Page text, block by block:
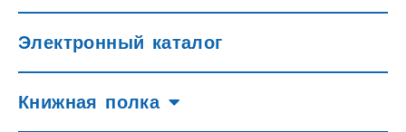
Электронный каталог
Книжная полка